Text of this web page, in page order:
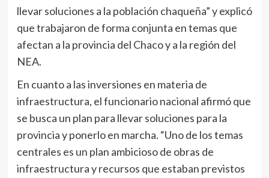
llevar soluciones a la población chaqueña” y explicó
que trabajaron de forma conjunta en temas que
afectan a la provincia del Chaco y a la región del
NEA.
En cuanto a las inversiones en materia de
infraestructura, el funcionario nacional afirmó que
se busca un plan para llevar soluciones para la
provincia y ponerlo en marcha. “Uno de los temas
centrales es un plan ambicioso de obras de
infraestructura y recursos que estaban previstos